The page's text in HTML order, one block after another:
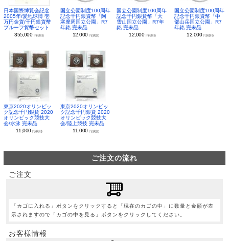
日本国際博覧会記念
2005年/愛地球博 壱
万円金貨/千円銀貨幣
プルーフ貨幣セット
355,000 円(税別)
国立公園制度100周年
記念千円銀貨幣「阿
寒摩周国立公園」R7
年銘 完未品
12,000 円(税別)
国立公園制度100周年
記念千円銀貨幣「大
雪山国立公園」R7年
銘 完未品
12,000 円(税別)
国立公園制度100周年
記念千円銀貨幣「中
部山岳国立公園」R7
年銘 完未品
12,000 円(税別)
東京2020オリンピッ
ク記念千円銀貨 2020
オリンピック競技大
会/水泳 完未品
11,000円(税別)
東京2020オリンピッ
ク記念千円銀貨 2020
オリンピック競技大
会/陸上競技 完未品
11,000 円(税別)
ご注文の流れ
ご注文
「カゴに入れる」ボタンをクリックすると「現在のカゴの中」に数量と金額が表
示されますので「カゴの中を見る」ボタンをクリックしてください。
お客様情報